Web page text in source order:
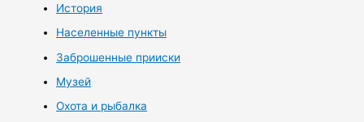
История
Населенные пункты
Заброшенные прииски
Музей
Охота и рыбалка